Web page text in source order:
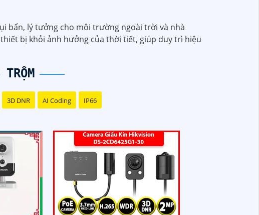
bẩn, lý tưởng cho môi trường ngoài trời và nhà
bị khỏi ảnh hưởng của thời tiết, giúp duy trì hiệu
3D DNR AI Coding IP66